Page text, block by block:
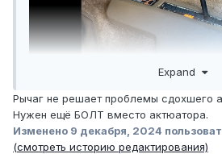
Expand
Рычаг не решает проблемы сдохшего
Нужен ещё БОЛТ вместо актюатора.
Изменено 9 декабря, 2024
(смотреть историю редактирования)